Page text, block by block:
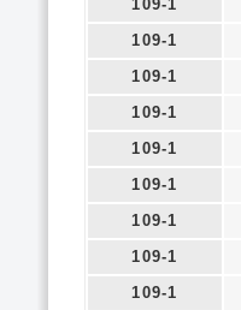
109-1
109-1
109-1
109-1
109-1
109-1
109-1
109-1
109-1